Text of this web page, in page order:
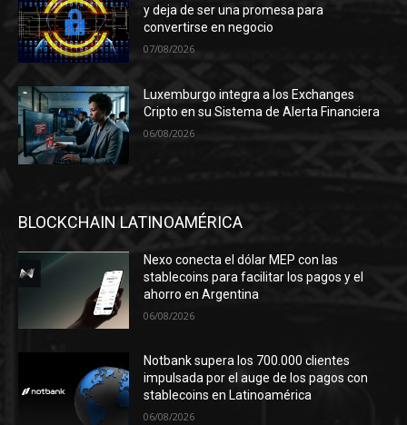
y deja de ser una promesa para
convertirse en negocio
07/08/2026
Luxemburgo integra a los Exchanges
Cripto en su Sistema de Alerta Financiera
06/08/2026
BLOCKCHAIN LATINOAMÉRICA
Nexo conecta el dólar MEP con las
stablecoins para facilitar los pagos y el
ahorro en Argentina
06/08/2026
Notbank supera los 700.000 clientes
impulsada por el auge de los pagos con
stablecoins en Latinoamérica
06/08/2026